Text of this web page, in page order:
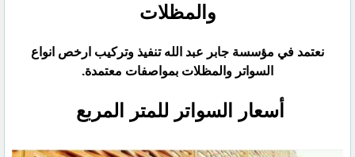
والمظلات
نعتمد في مؤسسة جابر عبد الله تنفيذ وتركيب ارخص انواع
السواتر والمظلات بمواصفات معتمدة.‏
أسعار السواتر للمتر المربع ‏